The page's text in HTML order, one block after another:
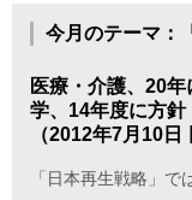
今月のテーマ：
医療・介護、20
学、14年度に方針
（2012年7月10日
「日本再生戦略」